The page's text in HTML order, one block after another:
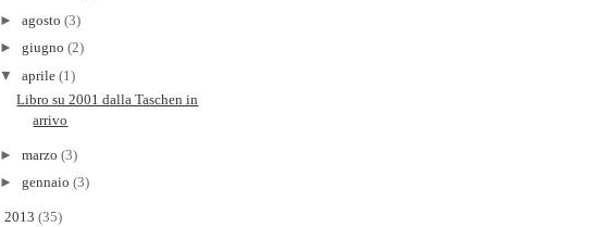
► agosto (3)
► giugno (2)
▼ aprile (1)
Libro su 2001 dalla Taschen in
arrivo
► marzo (3)
► gennaio (3)
2013 (35)